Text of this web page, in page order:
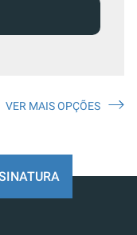
VER MAIS OPÇÕES